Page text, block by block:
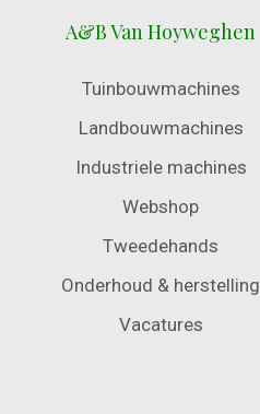
A&B Van Hoyweghen
Tuinbouwmachines
Landbouwmachines
Industriele machines
Webshop
Tweedehands
Onderhoud & herstelling
Vacatures